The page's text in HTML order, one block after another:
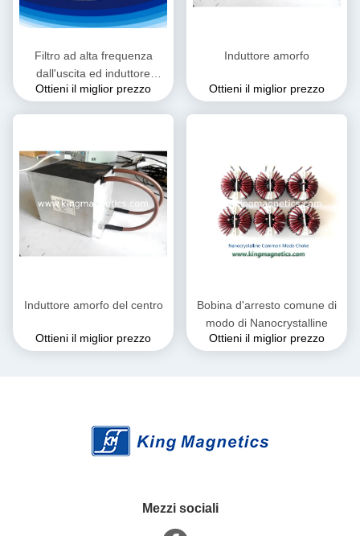
Filtro ad alta frequenza
dall'uscita ed induttore
amorfo di PFC
Ottieni il miglior prezzo
Induttore amorfo
Ottieni il miglior prezzo
Induttore amorfo del centro
Ottieni il miglior prezzo
Bobina d'arresto comune di
modo di Nanocrystalline
Ottieni il miglior prezzo
Mezzi sociali